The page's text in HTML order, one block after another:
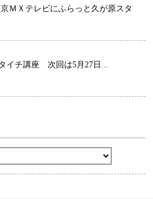
ＭＸテレビにふらっと久が原スタ
イチ講座 次回は5月27日...